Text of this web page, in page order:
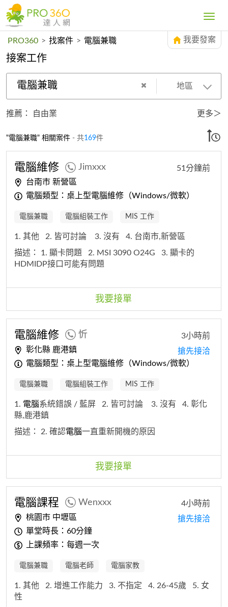
Toggle
PRO360 > 找案件 > 電腦兼職 我要發案
接案工作
電腦兼職 地區
推薦： 自由業 更多＞
"電腦兼職" 相關案件 - 共169件
電腦維修 Jimxxx
台南市 新營區
電腦類型：桌上型電腦維修（Windows/微軟）
51分鐘前
電腦兼職 電腦組裝工作 MIS 工作
1. 其他 2. 皆可討論 3. 沒有
4. 台南市,新營區
描述： 1. 顯卡問題 2. MSI 3090 O24G
3. 顯卡的
HDMIDP接口可能有問題
我要接單
電腦維修 忻
彰化縣 鹿港鎮
電腦類型：桌上型電腦維修（Windows/微軟）
3小時前
搶先接洽
電腦兼職 電腦組裝工作 MIS 工作
1. 電腦系統錯誤 / 藍屏 2. 皆可討論 3. 沒有
4. 彰化
縣,鹿港鎮
描述： 2. 確認電腦一直重新開機的原因
我要接單
電腦課程 Wenxxx
桃園市 中壢區
單堂時長：60分鐘
上課頻率：每週一次
4小時前
搶先接洽
電腦兼職 電腦老師 電腦家教
1. 其他 2. 增進工作能力 3. 不指定 4. 26-45歲
5. 女
性